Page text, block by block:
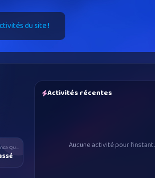
du site !
Rang Quenca Quiz
Activités récentes
Aucune activité pour l’instant.